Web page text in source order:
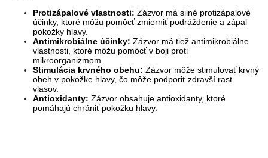
Protizápalové vlastnosti: Zázvor má silné protizápalové
účinky, ktoré môžu pomôcť zmierniť podráždenie a zápal
pokožky hlavy.
Antimikrobiálne účinky: Zázvor má tiež antimikrobiálne
vlastnosti, ktoré môžu pomôcť v boji proti
mikroorganizmom.
Stimulácia krvného obehu: Zázvor môže stimulovať krvný
obeh v pokožke hlavy, čo môže podporiť zdravší rast
vlasov.
Antioxidanty: Zázvor obsahuje antioxidanty, ktoré
pomáhajú chrániť pokožku hlavy.